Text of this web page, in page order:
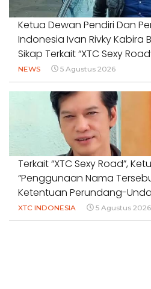
Ketua Dewan Pendiri Dan
Indonesia Ivan Rivky Kabira
Sikap Terkait “XTC Sexy
NEWS 5 Agustus 2026
Terkait “XTC Sexy Road”,
“Penggunaan Nama
Ketentuan Perundang-
XTC INDONESIA 5 Agustus 2026